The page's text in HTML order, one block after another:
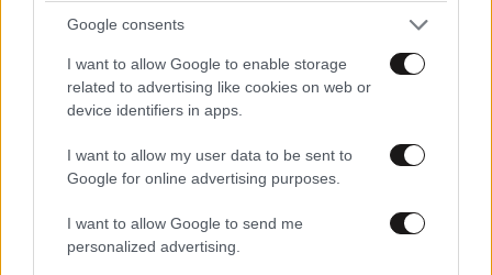
Google consents
I want to allow Google to enable storage
related to advertising like cookies on web or
device identifiers in apps.
I want to allow my user data to be sent to
Google for online advertising purposes.
I want to allow Google to send me
personalized advertising.